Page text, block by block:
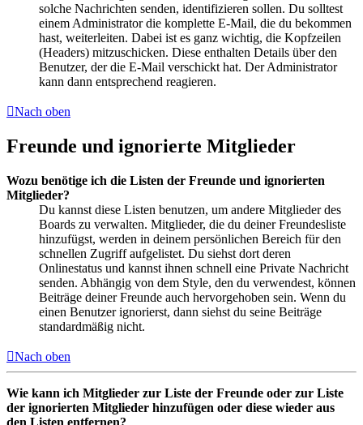
solche Nachrichten senden, identifizieren sollen. Du solltest
einem Administrator die komplette E-Mail, die du bekommen
hast, weiterleiten. Dabei ist es ganz wichtig, die Kopfzeilen
(Headers) mitzuschicken. Diese enthalten Details über den
Benutzer, der die E-Mail verschickt hat. Der Administrator
kann dann entsprechend reagieren.
Nach oben
Freunde und ignorierte Mitglieder
Wozu benötige ich die Listen der Freunde und ignorierten
Mitglieder?
Du kannst diese Listen benutzen, um andere Mitglieder des
Boards zu verwalten. Mitglieder, die du deiner Freundesliste
hinzufügst, werden in deinem persönlichen Bereich für den
schnellen Zugriff aufgelistet. Du siehst dort deren
Onlinestatus und kannst ihnen schnell eine Private Nachricht
senden. Abhängig von dem Style, den du verwendest, können
Beiträge deiner Freunde auch hervorgehoben sein. Wenn du
einen Benutzer ignorierst, dann siehst du seine Beiträge
standardmäßig nicht.
Nach oben
Wie kann ich Mitglieder zur Liste der Freunde oder zur Liste
der ignorierten Mitglieder hinzufügen oder diese wieder aus